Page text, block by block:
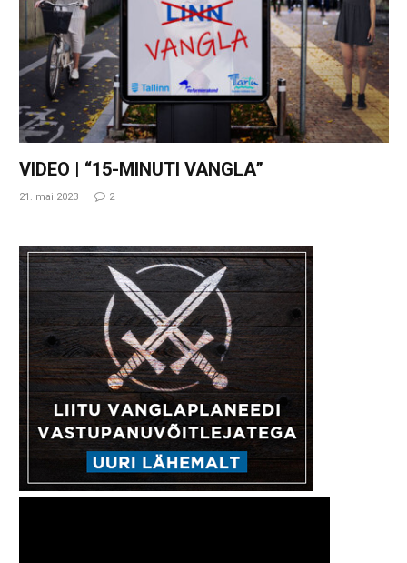
VIDEO | “15-MINUTI VANGLA”
21. mai 2023 2